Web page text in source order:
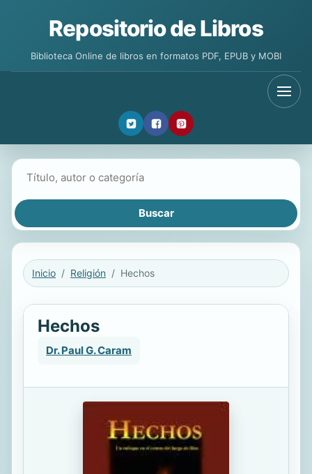
Repositorio de Libros
Biblioteca Online de libros en formatos PDF, EPUB y MOBI
Inicio Religión Hechos
Hechos
Dr. Paul G. Caram